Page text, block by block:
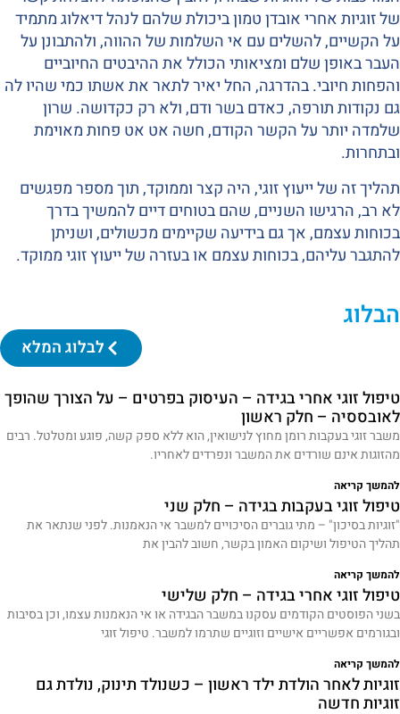
של זוגיות אחרי אובדן טמון ביכולת שלהם לנהל דיאלוג מתמיד
על הקשיים, להשלים עם אי השלמות של ההווה, ולהתבונן על
העבר באופן שלם ומציאותי הכולל את ההיבטים החיוביים
והפחות חיובי. בהדרגה, החל יאיר לתאר את אשתו כמי שהיו לה
גם נקודות תורפה, כאדם בשר ודם, ולא רק כקדושה. שרון
שלמדה יותר על הקשר הקודם, חשה אט אט פחות מאוימת
ובתחרות.
תהליך זה של ייעוץ זוגי, היה קצר וממוקד, תוך מספר מפגשים
לא רב, הרגישו השניים, שהם בטוחים דיים להמשיך בדרך
בכוחות עצמם, אך גם בידיעה שקיימים מכשולים, ושניתן
להתגבר עליהם, בכוחות עצמם או בעזרה של ייעוץ זוגי ממוקד.
הבלוג
לבלוג המלא
טיפול זוגי אחרי בגידה – העיסוק בפרטים – על הצורך שהופך
לאובססיה – חלק ראשון
משבר זוגי בעקבות רומן מחוץ לנישואין, הוא ללא ספק קשה, פוגע ומטלטל. רבים
מהזוגות אינם שורדים את המשבר ונפרדים לאחריו.
להמשך קריאה
טיפול זוגי בעקבות בגידה – חלק שני
"זוגיות בסיכון" – מתי גוברים הסיכויים למשבר אי הנאמנות. לפני שנתאר את
תהליך הטיפול ושיקום האמון בקשר, חשוב להבין את
להמשך קריאה
טיפול זוגי אחרי בגידה – חלק שלישי
בשני הפוסטים הקודמים עסקנו במשבר הבגידה או אי הנאמנות עצמו, וכן בסיבות
ובגורמים אפשריים אישיים וזוגיים שתרמו למשבר. טיפול זוגי
להמשך קריאה
זוגיות לאחר הולדת ילד ראשון – כשנולד תינוק, נולדת גם
זוגיות חדשה